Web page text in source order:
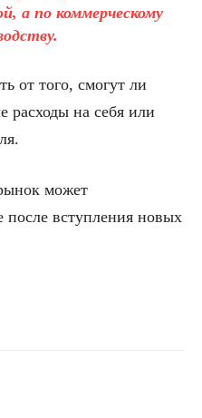
а по коммерческому
от того, смогут ли
расходы на себя или
может
после вступления новых